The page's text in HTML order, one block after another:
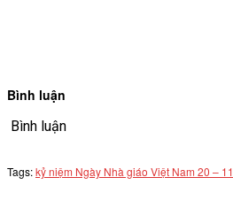
Bình luận
Bình luận
Tags:kỷ niệm Ngày Nhà giáo Việt Nam 20 – 11